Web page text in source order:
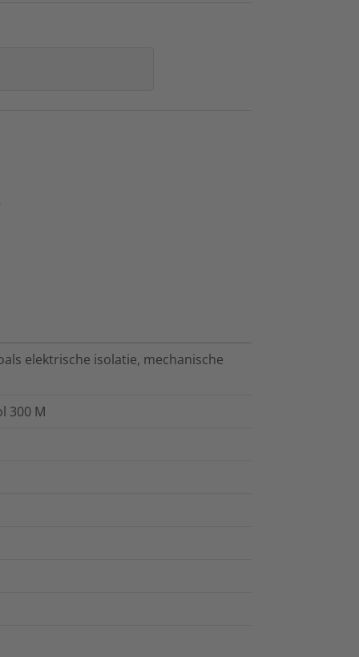
elektrische isolatie, mechanische
300 M